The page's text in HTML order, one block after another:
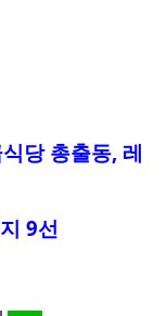
당 총출동, 레
9선